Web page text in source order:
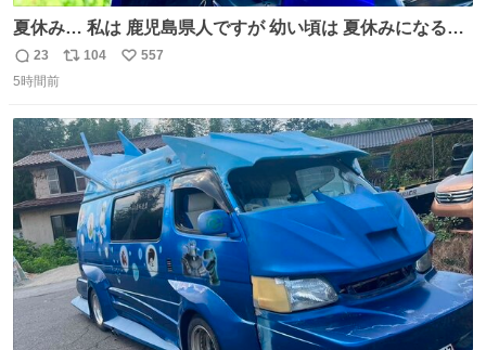
夏休み… 私は 鹿児島県人ですが 幼い頃は 夏休みになると
母の郷… 山梨へ遊びに行くのが楽しみでした 母の実家へ 1
ヶ月近く泊まって … … 今の私は 医療従事者 お盆休み？ﾅﾆ
景 淡い記憶 そんな思い出の風景… ありますか？
返
信
23
リ
ト
数
104
い
数
557
5時間前